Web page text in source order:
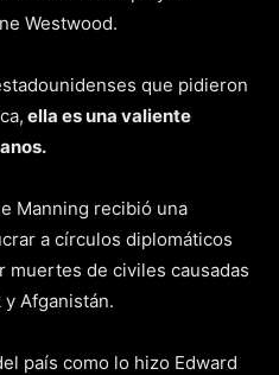
Westwood.
que pidieron
ella es una valiente
Manning recibió una
a círculos diplomáticos
muertes de civiles causadas
Afganistán.
país como lo hizo Edward